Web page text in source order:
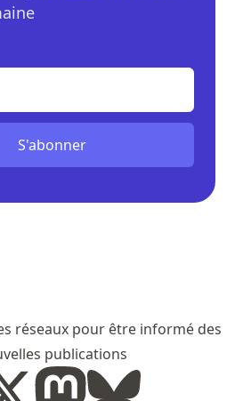
S'abonner
réseaux pour être informé des
publications